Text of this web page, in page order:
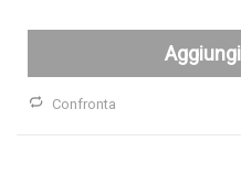
Confronta